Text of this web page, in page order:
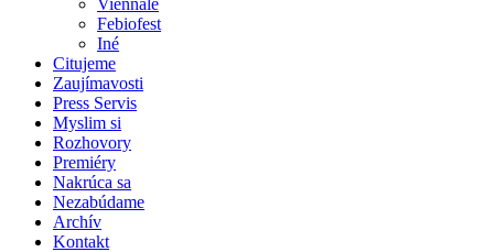
Viennale
Febiofest
Iné
Citujeme
Zaujímavosti
Press Servis
Myslim si
Rozhovory
Premiéry
Nakrúca sa
Nezabúdame
Archív
Kontakt